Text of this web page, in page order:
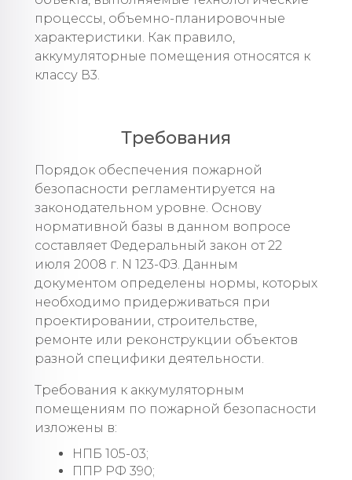
процессы, объемно-планировочные
характеристики. Как правило,
аккумуляторные помещения относятся к
классу В3.
Требования
Порядок обеспечения пожарной
безопасности регламентируется на
законодательном уровне. Основу
нормативной базы в данном вопросе
составляет Федеральный закон от 22
июля 2008 г. N 123-ФЗ. Данным
документом определены нормы, которых
необходимо придерживаться при
проектировании, строительстве,
ремонте или реконструкции объектов
разной специфики деятельности.
Требования к аккумуляторным
помещениям по пожарной безопасности
изложены в:
НПБ 105-03;
ППР РФ 390;